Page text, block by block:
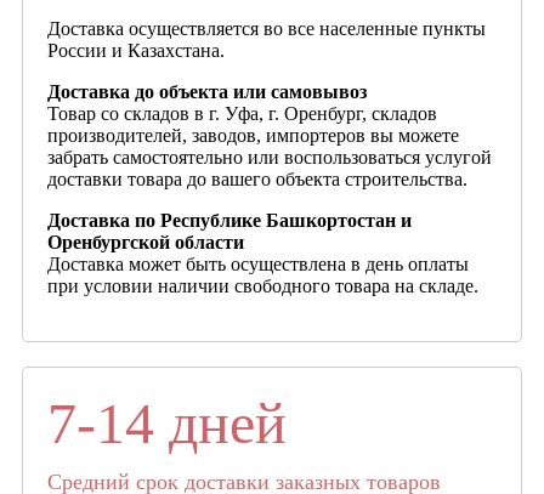
Доставка осуществляется во все населенные пункты
России и Казахстана.
Доставка до объекта или самовывоз
Товар со складов в г. Уфа, г. Оренбург, складов
производителей, заводов, импортеров вы можете
забрать самостоятельно или воспользоваться услугой
доставки товара до вашего объекта строительства.
Доставка по Республике Башкортостан и
Оренбургской области
Доставка может быть осуществлена в день оплаты
при условии наличии свободного товара на складе.
7-14 дней
Средний срок доставки заказных товаров